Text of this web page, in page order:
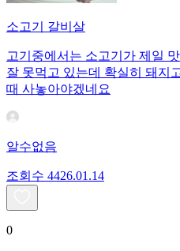
소고기 갈비살
고기중에서는 소고기가 제일
잘 못먹고 있는데 확실히 돼지
때 사놓아야겠네요
알수없음
조회수 4426.01.14
0